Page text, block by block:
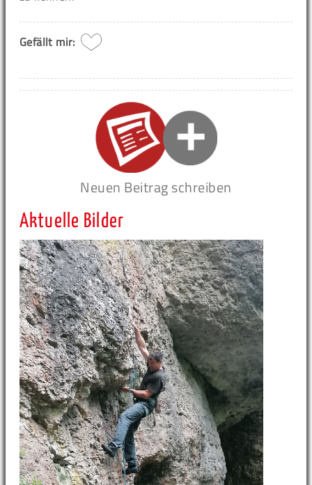
Gefällt mir:
Neuen Beitrag schreiben
Aktuelle Bilder